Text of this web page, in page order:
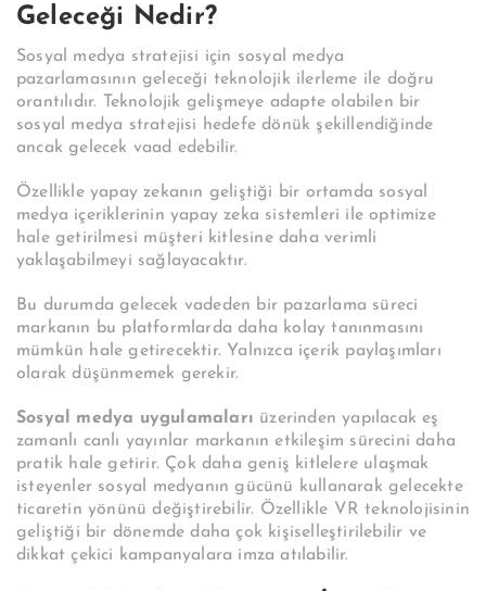
Geleceği Nedir?
Sosyal medya stratejisi için sosyal medya
pazarlamasının geleceği teknolojik ilerleme ile doğru
orantılıdır. Teknolojik gelişmeye adapte olabilen bir
sosyal medya stratejisi hedefe dönük şekillendiğinde
ancak gelecek vaad edebilir.
Özellikle yapay zekanın geliştiği bir ortamda sosyal
medya içeriklerinin yapay zeka sistemleri ile optimize
hale getirilmesi müşteri kitlesine daha verimli
yaklaşabilmeyi sağlayacaktır.
Bu durumda gelecek vadeden bir pazarlama süreci
markanın bu platformlarda daha kolay tanınmasını
mümkün hale getirecektir. Yalnızca içerik paylaşımları
olarak düşünmemek gerekir.
Sosyal medya uygulamaları üzerinden yapılacak eş
zamanlı canlı yayınlar markanın etkileşim sürecini daha
pratik hale getirir. Çok daha geniş kitlelere ulaşmak
isteyenler sosyal medyanın gücünü kullanarak gelecekte
ticaretin yönünü değiştirebilir. Özellikle VR teknolojisinin
geliştiği bir dönemde daha çok kişiselleştirilebilir ve
dikkat çekici kampanyalara imza atılabilir.